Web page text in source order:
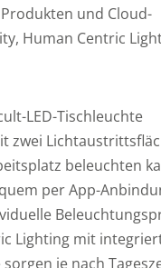
und Cloud-
Human Centric
LED-Tischleuchte
zwei
beleuchten
per App-
Lighting mit
je nach